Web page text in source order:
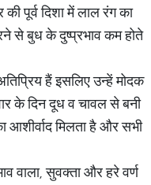
पूर्व दिशा में लाल रंग का
से बुध के दुष्प्रभाव कम होते
हैं इसलिए उन्हें मोदक
के दिन दूध व चावल से बनी
आशीर्वाद मिलता है और सभी
वाला, सुवक्ता और हरे वर्ण